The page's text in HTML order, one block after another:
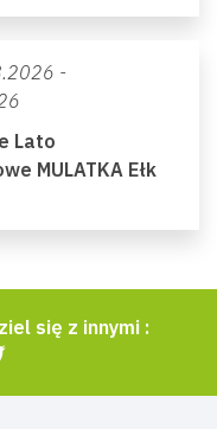
-
Lato
MULATKA Ełk
się z innymi :